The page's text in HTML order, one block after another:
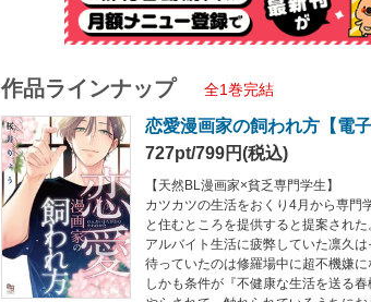
作品ラインナップ 全1巻完結
恋愛漫画家の飼われ方【電子
727pt/799円(税込)
【天然BL漫画家×貧乏専門学生】
カツカツの生活をおくり4月から専門
と住むところを提供すると提案された
アルバイト生活に疲弊していた凛久
待っていたのは修羅場中に超不機嫌に
しかも条件が『不健康な生活を送る